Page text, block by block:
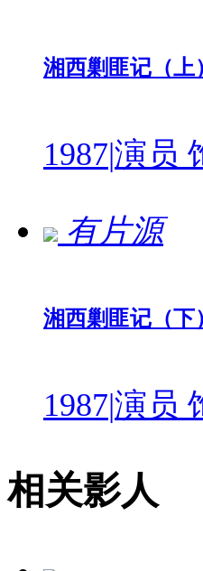
湘西剿匪记（上
1987|演员
有片源
湘西剿匪记（下
1987|演员
相关影人